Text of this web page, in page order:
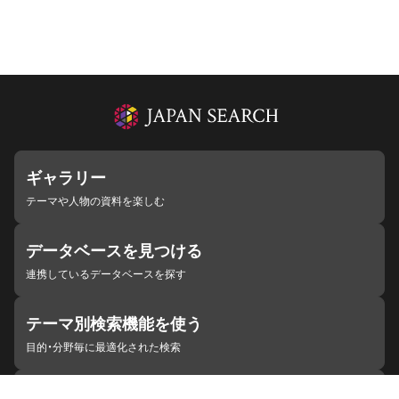
ギャラリー
テーマや人物の資料を楽しむ
データベースを見つける
連携しているデータベースを探す
テーマ別検索機能を使う
目的・分野毎に最適化された検索